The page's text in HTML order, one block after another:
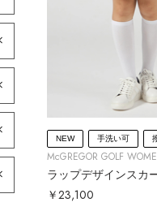
NEW 手洗い可
McGREGOR GOLF
ラップデザインスカ
￥23,100